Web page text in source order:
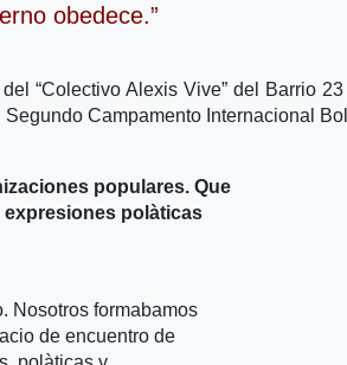
obedece.”
“Colectivo Alexis Vive” del Barrio
Campamento Internacional
populares. Que
polà­ticas
Nosotros formabamos
de encuentro de